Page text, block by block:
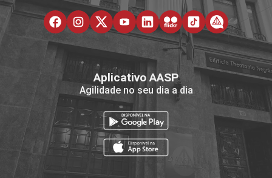
Aplicativo AASP
Agilidade no seu dia a dia